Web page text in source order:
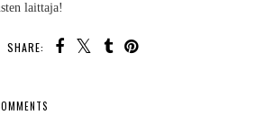
laittaja!
SHARE: